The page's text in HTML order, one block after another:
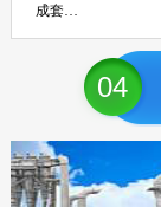
成套…
04